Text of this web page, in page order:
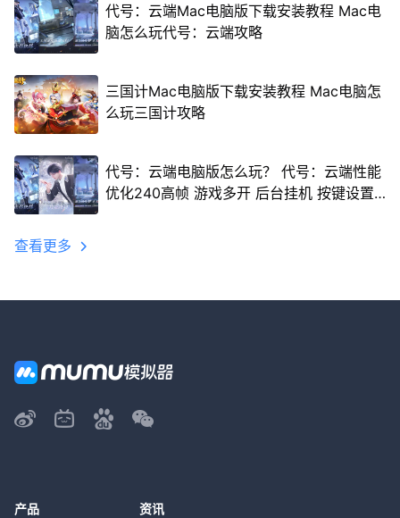
代号：云端Mac电脑版下载安装教程 Mac电
脑怎么玩代号：云端攻略
三国计Mac电脑版下载安装教程 Mac电脑怎
么玩三国计攻略
代号：云端电脑版怎么玩？ 代号：云端性能
优化240高帧 游戏多开 后台挂机 按键设置
查看更多
产品 资讯